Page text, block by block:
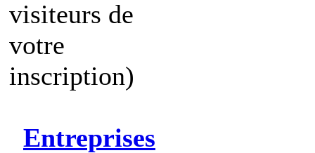
visiteurs de
votre
inscription)
Entreprises